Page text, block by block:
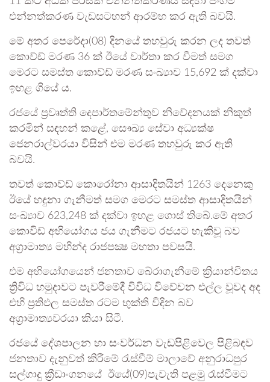
එන්නත්කරණ වැඩසටහන් ආරම්භ කර ඇති බවයි.
මේ අතර පෙරේදා(08) දිනයේ තහවුරු කරන ලද තවත්
කොව්ඩ් මරණ 36 ක් ඊයේ වාර්තා කර වීමත් සමග
මෙරට සමස්ත කොව්ඩ් මරණ සංඛ්‍යාව 15,692 ක් දක්වා
ඉහළ ගියේ ය.
රජයේ ප්‍රවෘත්ති දෙපාර්තමේන්තුව නිවේදනයක් නිකුත්
කරමින් සඳහන් කළේ, සෞඛ්‍ය සේවා අධ්‍යක්ෂ
ජෙනරාල්වරයා විසින් එම මරණ තහවුරු කර ඇති
බවයි.
තවත් කොව්ඩ් කොරෝනා ආසාදිතයින් 1263 දෙනෙකු
ඊයේ හඳුනා ගැනීමත් සමග මෙරට සමස්ත ආසාදිතයින්
සංඛ්‍යාව 623,248 ක් දක්වා ඉහළ ගොස් තිබේ.මේ අතර
කොවිඩ් අභියෝගය ජය ගැනීමට රජයට හැකිවූ බව
අග්‍රාමාත්‍ය මහින්ද රාජපක්‍ෂ මහතා පවසයි.
එම අභියෝගයෙන් ජනතාව බේරාගැනීමේ ක්‍රියාන්විතය
ත්‍රිවිධ හමුදාවට පැවරීමේදී විවිධ විවේචන එල්ල වූවද අද
එහි ප්‍රතිඵල සමස්ත රටම භුක්ති විදින බව
අග්‍රාමාත්‍යවරයා කියා සිටී.
රජයේ දේශපාලන හා සංවර්ධන වැඩපිළිවෙල පිළිබඳව
ජනතාව දැනුවත් කිරීමේ රැස්වීම් මාලාවේ අනුරාධපුර
සල්ගාදු ක්‍රීඩාංගනයේ ඊයේ(09)පැවැති පළමු රැස්වීමට